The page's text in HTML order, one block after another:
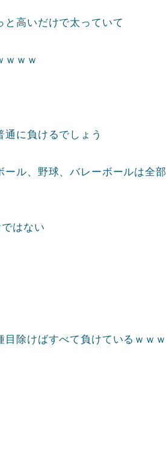
高いだけで太っていて
ｗｗｗ
に負けるでしょう
ル、野球、バレーボールは全部
はない
除けばすべて負けているｗｗｗ